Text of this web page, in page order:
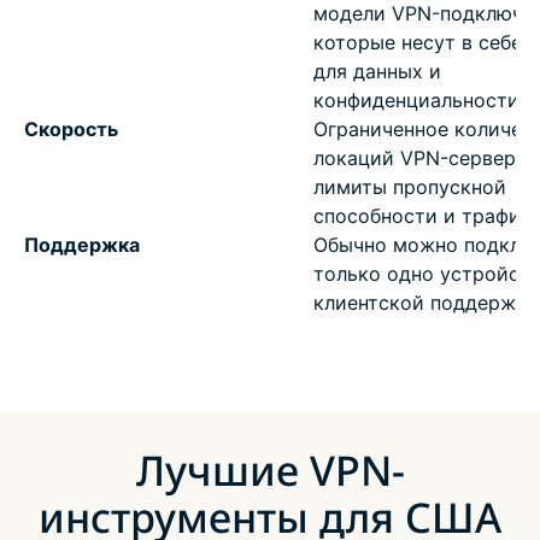
модели VPN-
которые несут в себе
для данных и
конфиденциальности
Скорость
Ограниченное
локаций VPN-
лимиты пропускной
способности и
Поддержка
Обычно можно
только одно
клиентской поддержки
Лучшие VPN-
инструменты для США